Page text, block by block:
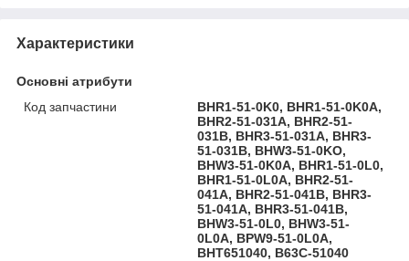
Характеристики
Основні атрибути
Код запчастини
BHR1-51-0K0, BHR1-51-0K0A,
BHR2-51-031A, BHR2-51-
031B, BHR3-51-031A, BHR3-
51-031B, BHW3-51-0KO,
BHW3-51-0K0A, BHR1-51-0L0,
BHR1-51-0L0A, BHR2-51-
041A, BHR2-51-041B, BHR3-
51-041A, BHR3-51-041B,
BHW3-51-0L0, BHW3-51-
0L0A, BPW9-51-0L0A,
BHT651040, B63C-51040